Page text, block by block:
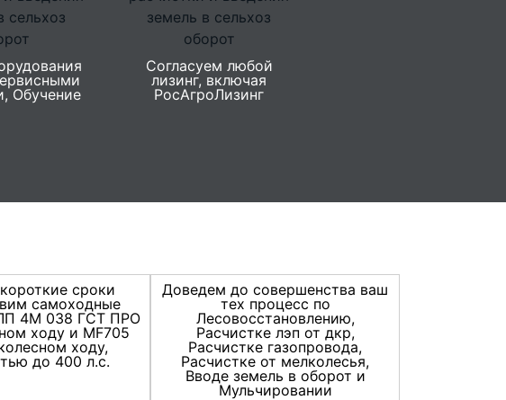
Обучение
Согласуем любой
лизинг, включая
РосАгроЛизинг
сроки
самоходные
4М 038 ГСТ ПРО
ходу и MF705
ходу,
до 400 л.с.
Доведем до совершенства ваш
тех процесс по
Лесовосстановлению,
Расчистке лэп от дкр,
Расчистке газопровода,
Расчистке от мелколесья,
Вводе земель в оборот и
Мульчировании